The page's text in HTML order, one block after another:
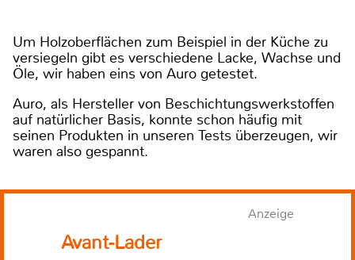
Um Holzoberflächen zum Beispiel in der Küche zu
versiegeln gibt es verschiedene Lacke, Wachse und
Öle, wir haben eins von Auro getestet.
Auro, als Hersteller von Beschichtungswerkstoffen
auf natürlicher Basis, konnte schon häufig mit
seinen Produkten in unseren Tests überzeugen, wir
waren also gespannt.
Anzeige
Avant-Lader